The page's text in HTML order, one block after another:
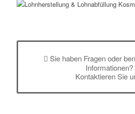
Sie haben Fragen oder
Informationen?
Kontaktieren Sie